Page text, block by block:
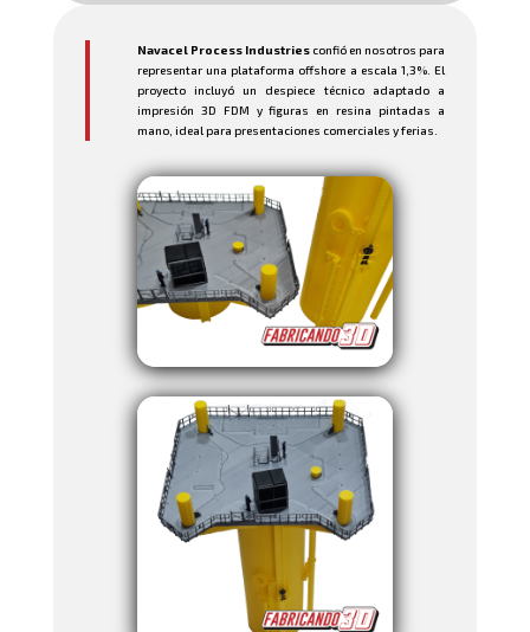
Navacel Process Industriesconfió en nosotros para
representar una plataforma offshore a escala 1,3%. El
proyecto incluyó un despiece técnico adaptado a
impresión 3D FDM y figuras en resina pintadas a
mano, ideal para presentaciones comerciales y ferias.